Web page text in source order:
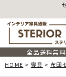
全品送料無
HOME
寝具 布団